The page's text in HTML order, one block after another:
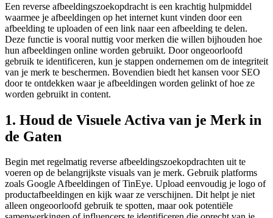
Een reverse afbeeldingszoekopdracht is een krachtig hulpmiddel
waarmee je afbeeldingen op het internet kunt vinden door een
afbeelding te uploaden of een link naar een afbeelding te delen.
Deze functie is vooral nuttig voor merken die willen bijhouden hoe
hun afbeeldingen online worden gebruikt. Door ongeoorloofd
gebruik te identificeren, kun je stappen ondernemen om de integriteit
van je merk te beschermen. Bovendien biedt het kansen voor SEO
door te ontdekken waar je afbeeldingen worden gelinkt of hoe ze
worden gebruikt in content.
1. Houd de Visuele Activa van je Merk in
de Gaten
Begin met regelmatig reverse afbeeldingszoekopdrachten uit te
voeren op de belangrijkste visuals van je merk. Gebruik platforms
zoals Google Afbeeldingen of TinEye. Upload eenvoudig je logo of
productafbeeldingen en kijk waar ze verschijnen. Dit helpt je niet
alleen ongeoorloofd gebruik te spotten, maar ook potentiële